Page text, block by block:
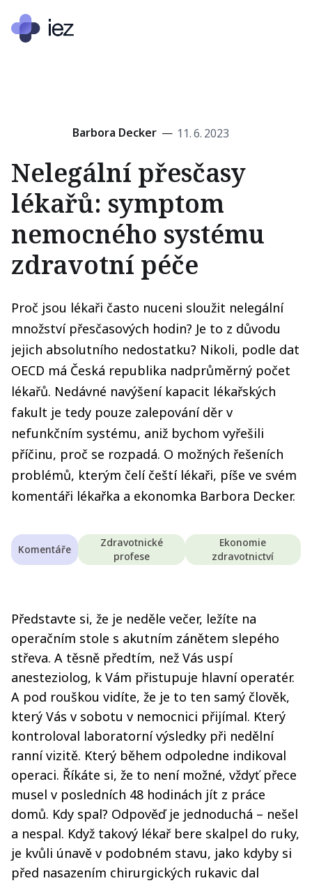
Barbora Decker — 11.6. 2023
Nelegální přesčasy
lékařů: symptom
nemocného systému
zdravotní péče
Proč jsou lékaři často nuceni sloužit nelegální
množství přesčasových hodin? Je to z důvodu
jejich absolutního nedostatku? Nikoli, podle dat
OECD má Česká republika nadprůměrný počet
lékařů. Nedávné navýšení kapacit lékařských
fakult je tedy pouze zalepování děr v
nefunkčním systému, aniž bychom vyřešili
příčinu, proč se rozpadá. O možných řešeních
problémů, kterým čelí čeští lékaři, píše ve svém
komentáři lékařka a ekonomka Barbora Decker.
Komentáře
Zdravotnické
profese
Ekonomie
zdravotnictví
Představte si, že je neděle večer, ležíte na
operačním stole s akutním zánětem slepého
střeva. A těsně předtím, než Vás uspí
anesteziolog, k Vám přistupuje hlavní operatér.
A pod rouškou vidíte, že je to ten samý člověk,
který Vás v sobotu v nemocnici přijímal. Který
kontroloval laboratorní výsledky při nedělní
ranní vizitě. Který během odpoledne indikoval
operaci. Říkáte si, že to není možné, vždyť přece
musel v posledních 48 hodinách jít z práce
domů. Kdy spal? Odpověď je jednoduchá – nešel
a nespal. Když takový lékař bere skalpel do ruky,
je kvůli únavě v podobném stavu, jako kdyby si
před nasazením chirurgických rukavic dal